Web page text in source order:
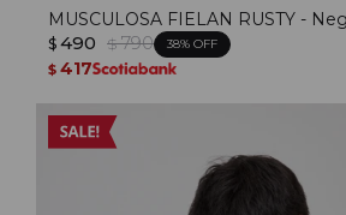
MUSCULOSA FIELAN RUSTY -
$ 490 $ 790 38
$ 417